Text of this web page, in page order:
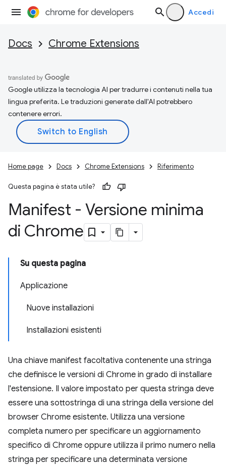
Accedi
Docs Chrome Extensions
Google utilizza la tecnologia AI per tradurre i contenuti nella tua
lingua preferita. Le traduzioni generate dall'AI potrebbero
contenere errori.
Home page Docs Chrome Extensions Riferimento
Questa pagina è stata utile?
Manifest - Versione minima
di Chrome
Su questa pagina
Applicazione
Nuove installazioni
Installazioni esistenti
Una chiave manifest facoltativa contenente una stringa
che definisce le versioni di Chrome in grado di installare
l'estensione. Il valore impostato per questa stringa deve
essere una sottostringa di una stringa della versione del
browser Chrome esistente. Utilizza una versione
completa numero per specificare un aggiornamento
specifico di Chrome oppure utilizza il primo numero nella
stringa per specificare una determinata versione